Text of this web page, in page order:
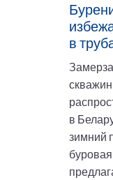
в
в
зимний